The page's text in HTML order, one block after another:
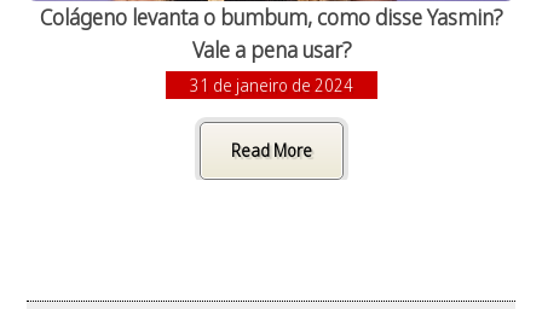
Colágeno levanta o bumbum, como disse Yasmin?
Vale a pena usar?
31 de janeiro de 2024
Read More